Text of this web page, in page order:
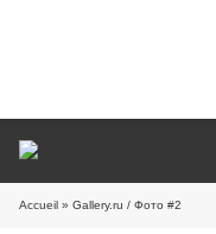
Accueil » Gallery.ru / Фото #2